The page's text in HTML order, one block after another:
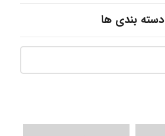
دسته بندی ها